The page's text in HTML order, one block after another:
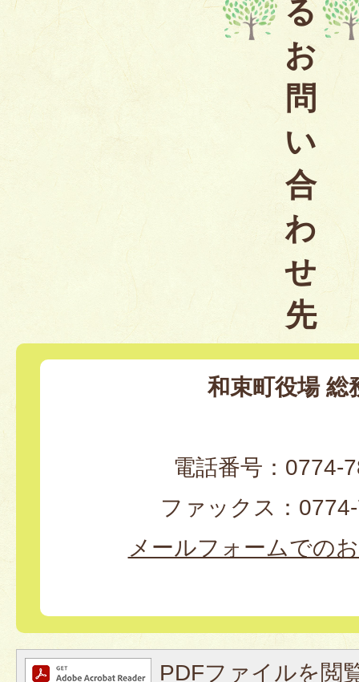
る
お
問
い
合
わ
せ
先
和束町役場 総
電話番号：0774-
ファックス：
メールフォームでの
PDFファイルを閲